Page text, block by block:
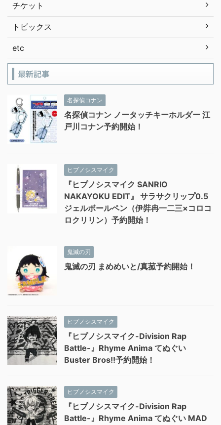
チケット
トピックス
etc
最新記事
名探偵コナン
名探偵コナン ノータッチキーホルダー 江
戸川コナン予約開始！
ヒプノシスマイク
『ヒプノシスマイク SANRIO
NAKAYOKU EDIT』 サラサクリップ0.5
ジェルボールペン（伊弉冉一二三×コロコ
ロクリリン）予約開始！
鬼滅の刃
鬼滅の刃 まめめいと/真菰予約開始！
ヒプノシスマイク
『ヒプノシスマイク-Division Rap
Battle-』Rhyme Anima てぬぐい
Buster Bros!!予約開始！
ヒプノシスマイク
『ヒプノシスマイク-Division Rap
Battle-』Rhyme Anima てぬぐい MAD